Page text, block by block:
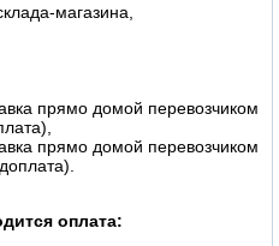
магазина,
прямо домой перевозчиком
прямо домой перевозчиком
оплата: